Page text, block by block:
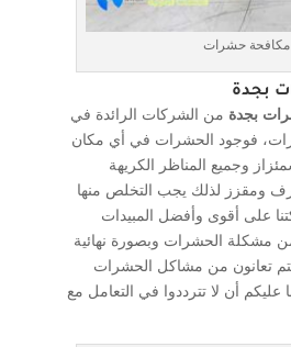
مكافحة حشرات
بجدة
بجدة من الشركات الرائدة في
فوجود الحشرات في أي مكان
وجميع المناظر الكريهة
ومقزز لذلك يجب التخلص منها
على أقوى وأفضل المبيدات
مشكلة الحشرات وبصورة نهائية
تعانون من مشاكل الحشرات
عليكم أن لا تترددوا في التعامل مع